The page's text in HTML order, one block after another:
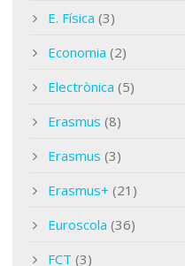
E. Física (3)
Economia (2)
Electrònica (5)
Erasmus (8)
Erasmus (3)
Erasmus+ (21)
Euroscola (36)
FCT (3)